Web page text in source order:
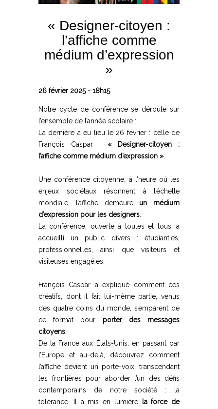
« Designer-citoyen :
l’affiche comme
médium d’expression
»
26 février 2025 - 18h15
Notre cycle de conférence se déroule sur
l’ensemble de l’année scolaire :
La dernière a eu lieu le 26 février : celle de
François Caspar : « Designer-citoyen :
l’affiche comme médium d’expression »
Une conférence citoyenne, à l’heure où les
enjeux sociétaux résonnent à l’échelle
mondiale, l’affiche demeure un médium
d’expression pour les designers
La conférence, ouverte à toutes et tous, a
accueilli un public divers : étudiant·es,
professionnel·les, ainsi que visiteurs et
visiteuses engagé.es.
François Caspar a expliqué comment ces
créatifs, dont il fait lui-même partie, venus
des quatre coins du monde, s’emparent de
ce format pour porter des messages
citoyens
De la France aux États-Unis, en passant par
l’Europe et au-delà, découvrez comment
l’affiche devient un porte-voix, transcendant
les frontières pour aborder l’un des défis
contemporains de notre société : la
tolérance. Il a mis en lumière
la force de